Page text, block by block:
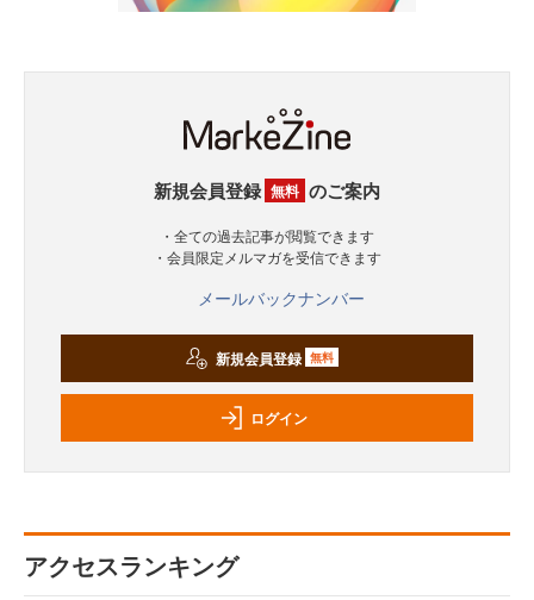
新規会員登録 無料 のご案内
・全ての過去記事が閲覧できます
・会員限定メルマガを受信できます
メールバックナンバー
新規会員登録 無料
ログイン
アクセスランキング